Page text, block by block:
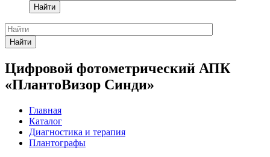
Найти
Найти
Цифровой фотометрический АПК
«ПлантоВизор Синди»
Главная
Каталог
Диагностика и терапия
Плантографы